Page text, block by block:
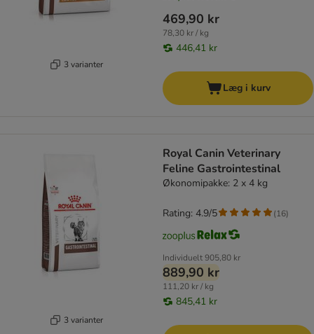
3 varianter
469,90 kr
78,30 kr / kg
446,41 kr
Læg i kurv
3 varianter
Royal Canin Veterinary
Feline Gastrointestinal
Økonomipakke: 2 x 4 kg
Individuelt905,80 kr
889,90 kr
111,20 kr / kg
845,41 kr
Rating: 4.9/5 (16)